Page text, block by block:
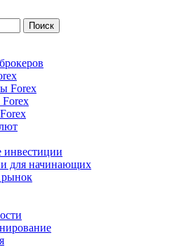
Forex
для начинающих